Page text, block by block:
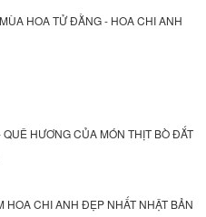
HOA TỬ ĐẰNG - HOA CHI ANH
QUÊ HƯƠNG CỦA MÓN THỊT BÒ ĐẮT
HOA CHI ANH ĐẸP NHẤT NHẬT BẢN